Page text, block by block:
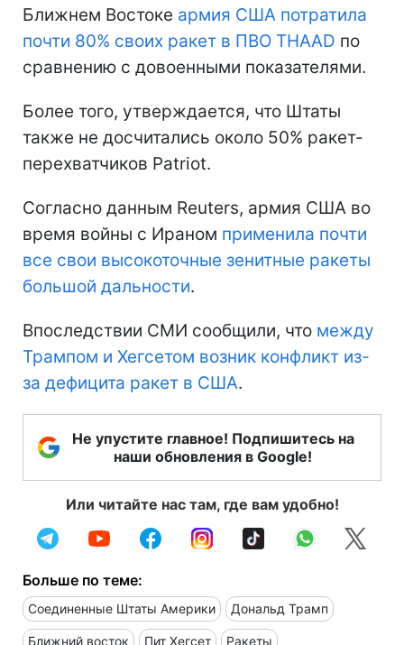
Ближнем Востоке армия США потратила
почти 80% своих ракет в ПВО THAAD по
сравнению с довоенными показателями.
Более того, утверждается, что Штаты
также не досчитались около 50% ракет-
перехватчиков Patriot.
Согласно данным Reuters, армия США во
время войны с Ираном применила почти
все свои высокоточные зенитные ракеты
большой дальности.
Впоследствии СМИ сообщили, что между
Трампом и Хегсетом возник конфликт из-
за дефицита ракет в США.
Не упустите главное! Подпишитесь на
наши обновления в Google!
Или читайте нас там, где вам удобно!
Больше по теме:
Соединенные Штаты Америки Дональд Трамп
Ближний восток Пит Хегсет Ракеты